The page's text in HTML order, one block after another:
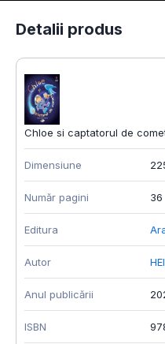
Detalii produs
Chloe si captatorul de
Dimensiune
Număr pagini 36
Editura
Autor
Anul publicării
ISBN